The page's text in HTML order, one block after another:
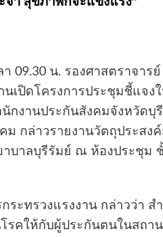
า 09.30 น. รองศาสตราจา
นเปิดโครงการประชุมชี้แจ
นักงานประกันสังคมจังหวัด
ม กล่าวรายงานวัตถุประสง
บาลบุรีรัมย์ ณ ห้องประชุม
ระทรวงแรงงาน กล่าวว่า
รคให้กับผู้ประกันตนในสถ